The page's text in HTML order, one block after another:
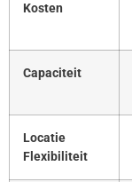
Kosten
Capaciteit
Locatie
Flexibiliteit